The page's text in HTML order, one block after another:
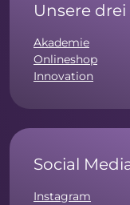
Unsere
Akademie
Onlineshop
Innovation
Social
Instagram